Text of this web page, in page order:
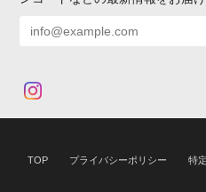
TOP プライバシーポリシー 特